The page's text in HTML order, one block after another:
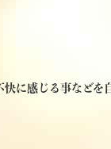
に感じる事など